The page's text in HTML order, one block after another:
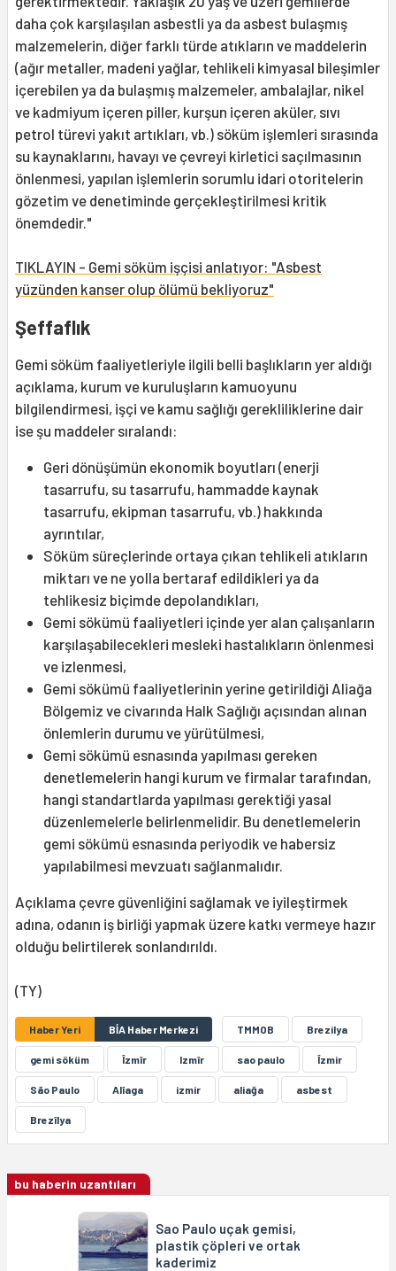
daha çok karşılaşılan asbestli ya da asbest bulaşmış
malzemelerin, diğer farklı türde atıkların ve maddelerin
(ağır metaller, madeni yağlar, tehlikeli kimyasal bileşimler
içerebilen ya da bulaşmış malzemeler, ambalajlar, nikel
ve kadmiyum içeren piller, kurşun içeren aküler, sıvı
petrol türevi yakıt artıkları, vb.) söküm işlemleri sırasında
su kaynaklarını, havayı ve çevreyi kirletici saçılmasının
önlenmesi, yapılan işlemlerin sorumlu idari otoritelerin
gözetim ve denetiminde gerçekleştirilmesi kritik
önemdedir."
TIKLAYIN - Gemi söküm işçisi anlatıyor: "Asbest
yüzünden kanser olup ölümü bekliyoruz"
Şeffaflık
Gemi söküm faaliyetleriyle ilgili belli başlıkların yer aldığı
açıklama, kurum ve kuruluşların kamuoyunu
bilgilendirmesi, işçi ve kamu sağlığı gerekliliklerine dair
ise şu maddeler sıralandı:
Geri dönüşümün ekonomik boyutları (enerji
tasarrufu, su tasarrufu, hammadde kaynak
tasarrufu, ekipman tasarrufu, vb.) hakkında
ayrıntılar,
Söküm süreçlerinde ortaya çıkan tehlikeli atıkların
miktarı ve ne yolla bertaraf edildikleri ya da
tehlikesiz biçimde depolandıkları,
Gemi sökümü faaliyetleri içinde yer alan çalışanların
karşılaşabilecekleri mesleki hastalıkların önlenmesi
ve izlenmesi,
Gemi sökümü faaliyetlerinin yerine getirildiği Aliağa
Bölgemiz ve civarında Halk Sağlığı açısından alınan
önlemlerin durumu ve yürütülmesi,
Gemi sökümü esnasında yapılması gereken
denetlemelerin hangi kurum ve firmalar tarafından,
hangi standartlarda yapılması gerektiği yasal
düzenlemelerle belirlenmelidir. Bu denetlemelerin
gemi sökümü esnasında periyodik ve habersiz
yapılabilmesi mevzuatı sağlanmalıdır.
Açıklama çevre güvenliğini sağlamak ve iyileştirmek
adına, odanın iş birliği yapmak üzere katkı vermeye hazır
olduğu belirtilerek sonlandırıldı.
(TY)
Haber Yeri BİA Haber Merkezi TMMOB Brezilya
gemi söküm Îzmîr Izmîr sao paulo Îzmir
São Paulo Alîaga izmir aliağa asbest
Brezîlya
bu haberin uzantıları
Sao Paulo uçak gemisi,
plastik çöpleri ve ortak
kaderimiz